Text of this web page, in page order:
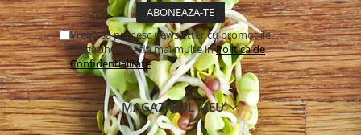
Vreau sa primesc newsletter cu promotiile
magazinului. Afla mai multe inPolitica de
Confidentialitate
MAGAZINUL MEU